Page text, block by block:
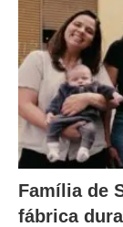
Família de
fábrica